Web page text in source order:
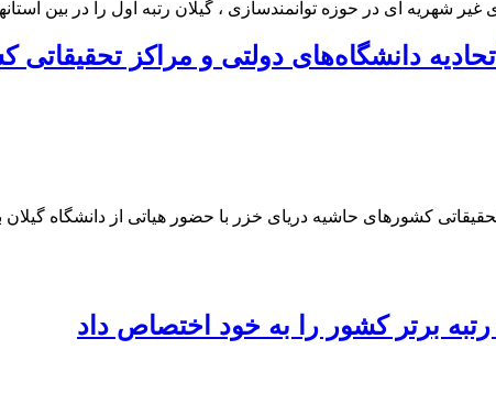
شهریه ای در حوزه توانمندسازی ، ‌گیلان رتبه اول را در بین
دانشگاه‌های دولتی و مراکز تحقیقاتی
کشورهای حاشیه دریای خزر با حضور هیاتی از دانشگاه گیلان
رتبه برتر کشور را به خود اختصاص داد